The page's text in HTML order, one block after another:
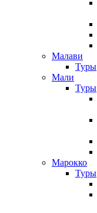
Малави
Туры
Мали
Туры
Марокко
Туры